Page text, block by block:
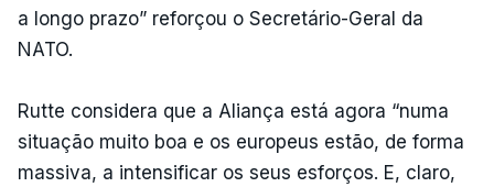
a longo prazo” reforçou o Secretário-Geral da
NATO.
Rutte considera que a Aliança está agora “numa
situação muito boa e os europeus estão, de forma
massiva, a intensificar os seus esforços. E, claro,